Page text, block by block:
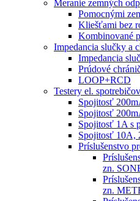
Meranie zemných
Pomocnými
Kliešťami bez
Kombinované
Impedancia slučky a
Impedancia
Prúdové
LOOP+RCD
Testery el.
Spojitosť
Spojitosť
Spojitosť 1A s
Spojitosť 10A,
Príslušenstvo
zn.
zn.